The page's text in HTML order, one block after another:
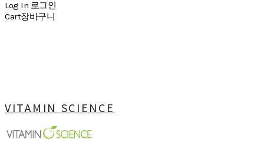
Log In 로그인
Cart장바구니
VITAMIN SCIENCE